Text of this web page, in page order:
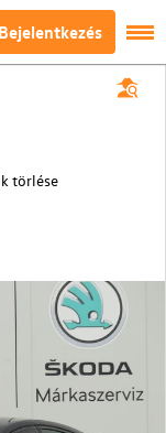
Bejelentkezés
törlése